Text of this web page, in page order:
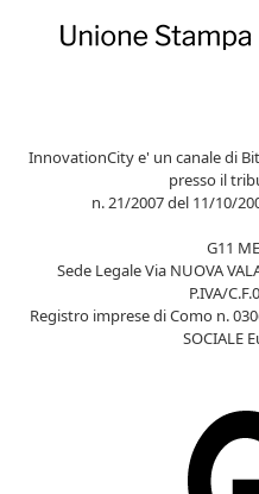
InnovationCity e' un canale di
presso il
n. 21/2007 del 11/10/
G11
Sede Legale Via NUOVA
P.IVA/
Registro imprese di Como n.
SOCIALE